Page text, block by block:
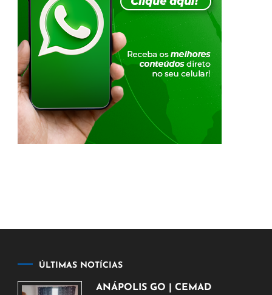
ÚLTIMAS NOTÍCIAS
ANÁPOLIS GO | CEMAD